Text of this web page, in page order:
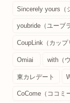
Sincerely yours（
youbride（ユーブ
CoupLink（カップ
Omiai with（
東カレデート
CoCome（ココミ